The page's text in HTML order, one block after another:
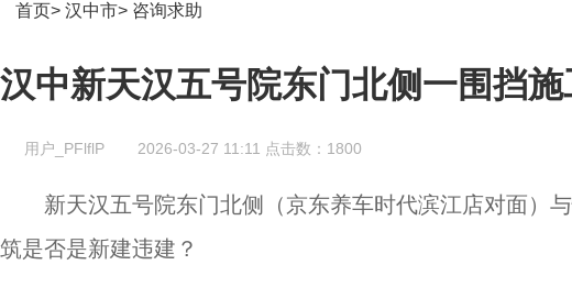
首页> 汉中市> 咨询求助
汉中新天汉五号院东门北侧一围挡施
用户_PFlflP 2026-03-27 11:11 点击数： 1800
新天汉五号院东门北侧（京东养车时代滨江店对面）
筑是否是新建违建？